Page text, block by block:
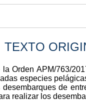
TEXTO
Orden APM/763/
especies
de
realizar los